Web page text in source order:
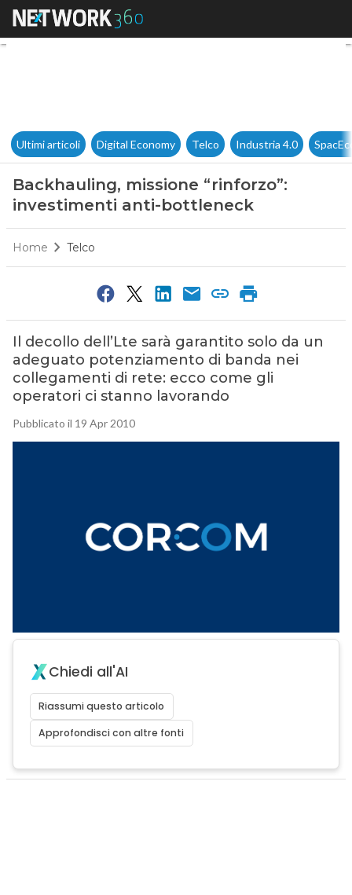
Backhauling, missione
Ultimi articoli Digital Economy Telco Industria 4.0
Backhauling, missione “rinforzo”:
investimenti anti-bottleneck
Home Telco
Il decollo dell’Lte sarà garantito solo da un
adeguato potenziamento di banda nei
collegamenti di rete: ecco come gli
operatori ci stanno lavorando
Pubblicato il 19 Apr 2010
Chiedi all'AI
Riassumi questo articolo
Approfondisci con altre fonti